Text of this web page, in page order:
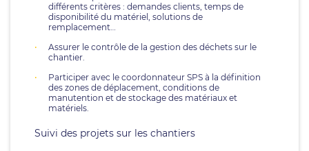
différents critères : demandes clients, temps de
disponibilité du matériel, solutions de
remplacement…
Assurer le contrôle de la gestion des déchets sur le
chantier.
Participer avec le coordonnateur SPS à la définition
des zones de déplacement, conditions de
manutention et de stockage des matériaux et
matériels.
Suivi des projets sur les chantiers